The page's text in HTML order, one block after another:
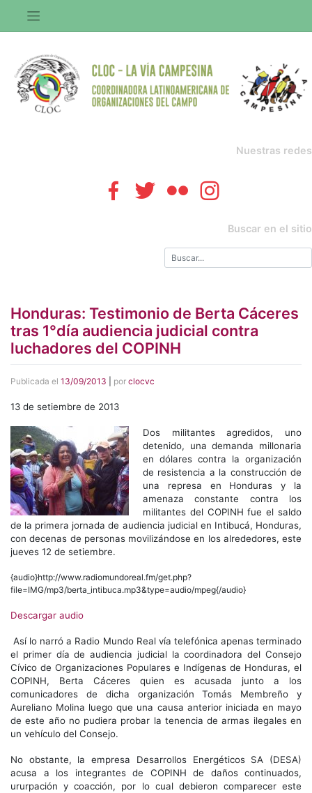
contenido
Nuestras redes
Buscar en el sitio
Honduras: Testimonio de Berta Cáceres
tras 1°día audiencia judicial contra
luchadores del COPINH
Publicada el 13/09/2013 por clocvc
13 de setiembre de 2013
Dos militantes agredidos, uno
detenido, una demanda millonaria
en dólares contra la organización
de resistencia a la construcción de
una represa en Honduras y la
amenaza constante contra los
militantes del COPINH fue el saldo
de la primera jornada de audiencia judicial en Intibucá, Honduras,
con decenas de personas movilizándose en los alrededores, este
jueves 12 de setiembre.
{audio}http://www.radiomundoreal.fm/get.php?
file=IMG/mp3/berta_intibuca.mp3&type=audio/mpeg{/audio}
Descargar audio
Así lo narró a Radio Mundo Real vía telefónica apenas terminado
el primer día de audiencia judicial la coordinadora del Consejo
Cívico de Organizaciones Populares e Indígenas de Honduras, el
COPINH, Berta Cáceres quien es acusada junto a los
comunicadores de dicha organización Tomás Membreño y
Aureliano Molina luego que una causa anterior iniciada en mayo
de este año no pudiera probar la tenencia de armas ilegales en
un vehículo del Consejo.
No obstante, la empresa Desarrollos Energéticos SA (DESA)
acusa a los integrantes de COPINH de daños continuados,
ururpación y coacción, por lo cual debieron comparecer este